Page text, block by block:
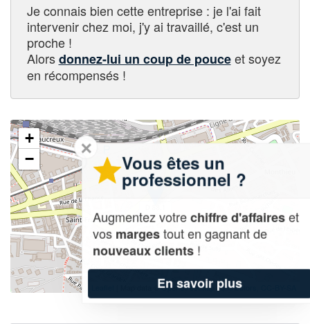
Je connais bien cette entreprise : je l'ai fait
intervenir chez moi, j'y ai travaillé, c'est un
proche !
Alorsdonnez-lui un coup de pouceet soyez
en récompensés !
+
−
| Map data ©OpenStreetMap contributors,
✕
Vous êtes un
professionnel ?
Augmentez votrechiffre d'affaireset
vosmargestout en gagnant de
nouveaux clients!
En savoir plus